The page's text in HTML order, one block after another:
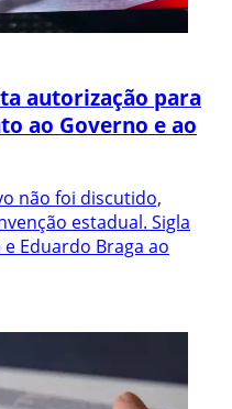
autorização para
ao Governo e ao
não foi discutido,
estadual. Sigla
Eduardo Braga ao